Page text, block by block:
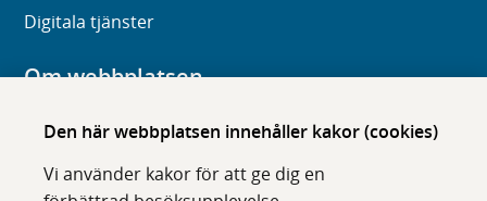
Den här webbplatsen innehåller kakor (cookies)
Vi använder kakor för att ge dig en
Digitala tjänster
Om webbplatsen
Om karolinska.se
Tillgänglighet